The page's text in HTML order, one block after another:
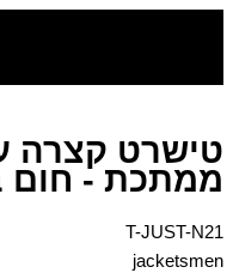
דילוג
טישרט קצרה
ממתכת - חום
T-JUST-N21
jacketsmen